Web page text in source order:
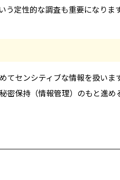
定性的な調査も重要になります
センシティブな情報を扱い
保持（情報管理）のもと進め